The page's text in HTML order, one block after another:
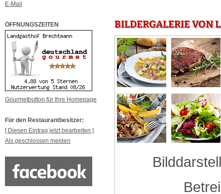
E-Mail
ÖFFNUNGSZEITEN
Gourmetbutton für Ihre Homepage
Für den Restaurantbesitzer:
[ Diesen Eintrag jetzt bearbeiten ]
Als geschlossen melden
BILDERGALERIE VON